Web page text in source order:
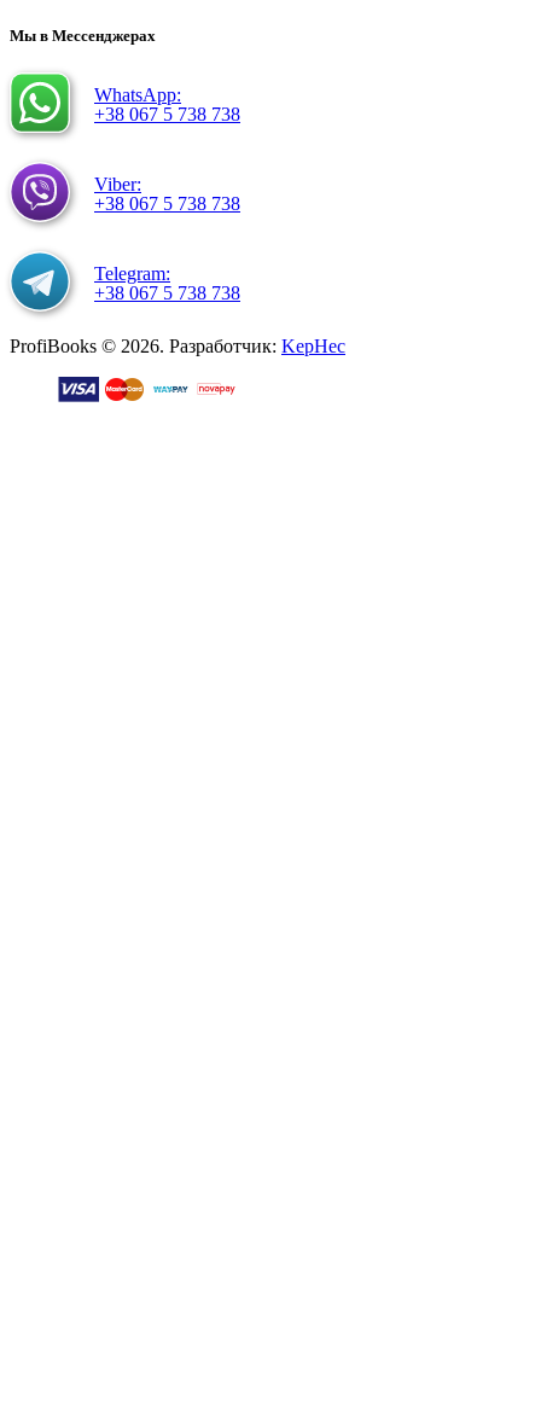
Мы в Мессенджерах
WhatsApp:
+38 067 5 738 738
Viber:
+38 067 5 738 738
Telegram:
+38 067 5 738 738
ProfiBooks © 2026. Разработчик: KepHec